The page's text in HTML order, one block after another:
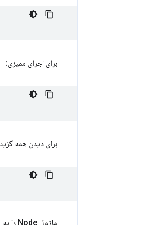
برای اجرای ممیزی:
برای دیدن همه
ماژول Node را به صورت برنامه نویسی اجرا کنید